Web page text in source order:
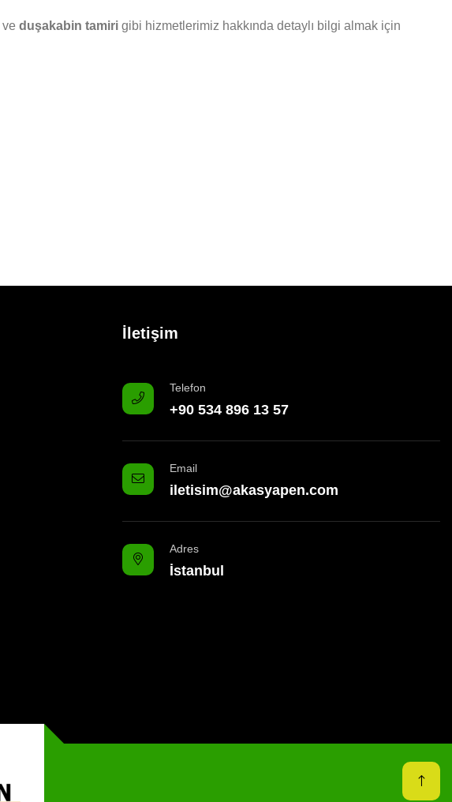
ve duşakabin tamiri gibi hizmetlerimiz hakkında detaylı bilgi almak için
İletişim
Telefon
+90 534 896 13 57
Email
iletisim@akasyapen.com
Adres
İstanbul